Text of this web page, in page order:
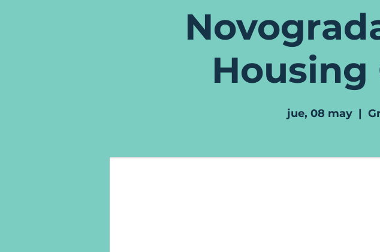
Housing
jue, 08 may
  |